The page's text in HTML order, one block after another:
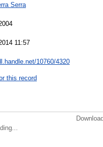
Serra
11:57
10760/4320
this record